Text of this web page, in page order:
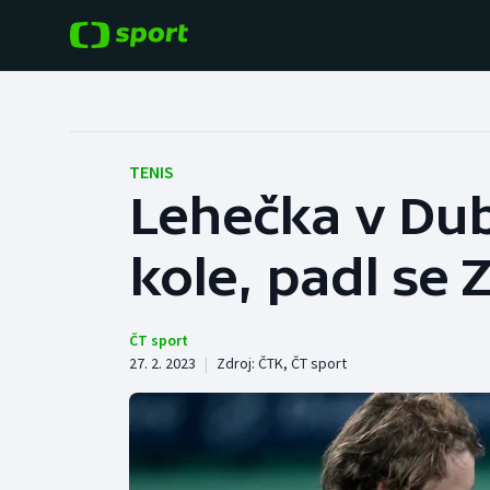
Hokej
Tenis
Cyklistika
Baseball a softbal
Basketbal
Boby a skeleton
Box
TENIS
Lehečka v
kole, padl se
ČT sport
27. 2. 2023 | Zdroj: ČTK, ČT sport